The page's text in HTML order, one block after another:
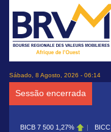
Sábado, 8 Agosto, 2026 - 06:14
Sessão encerrada
7 500 1,27% BICC 29 000